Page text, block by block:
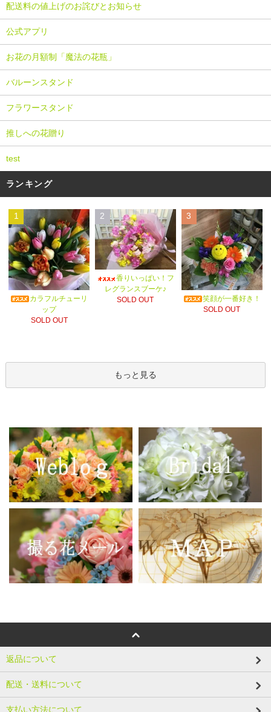
配送料の値上げのお詫びとお知らせ
公式アプリ
お花の月額制「魔法の花瓶」
バルーンスタンド
フラワースタンド
推しへの花贈り
test
ランキング
1
カラフルチューリ
ップ
SOLD OUT
2
香りいっぱい！フ
レグランスブーケ♪
SOLD OUT
3
笑顔が一番好き！
SOLD OUT
もっと見る
返品について
配送・送料について
支払い方法について